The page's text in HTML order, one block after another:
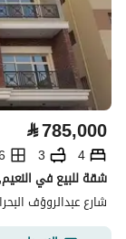
⃁785,000
4
3
شقة للبيع في
شارع عبدالروؤف